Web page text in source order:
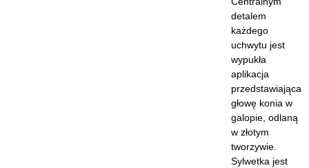
detalem
każdego
uchwytu jest
wypukła
aplikacja
przedstawiająca
głowę konia w
galopie, odlaną
w złotym
tworzywie.
Sylwetka jest